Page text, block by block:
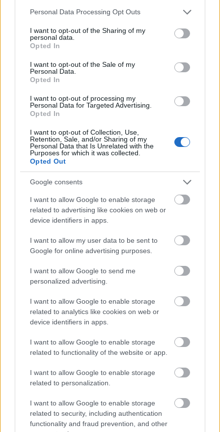
Please note that this website/app uses one or more Google
not limited to your visit or usage behaviour. You may click to
grant or deny consent to Google and its third-party tags to
use your data for below specified purposes in below Google
consent section.
Personal Data Processing Opt Outs
I want to opt-out of the Sharing of my
personal data.
Opted In
I want to opt-out of the Sale of my
Personal Data.
Opted In
I want to opt-out of processing my
Personal Data for Targeted Advertising.
Opted In
I want to opt-out of Collection, Use,
Retention, Sale, and/or Sharing of my
Personal Data that Is Unrelated with the
Purposes for which it was collected.
Opted Out
Google consents
I want to allow Google to enable storage
related to advertising like cookies on web or
device identifiers in apps.
I want to allow my user data to be sent to
Google for online advertising purposes.
I want to allow Google to send me
personalized advertising.
I want to allow Google to enable storage
related to analytics like cookies on web or
device identifiers in apps.
I want to allow Google to enable storage
related to functionality of the website or app.
I want to allow Google to enable storage
related to personalization.
I want to allow Google to enable storage
related to security, including authentication
functionality and fraud prevention, and other
Διαβάζονται αυτή τη στιγμή
Η γαλάζια «θετική ατζέντα» στο δρόμο για το
2027 - Το παράπονο της Καρυστιανού - Στον
Πυρόπληκτοι: Τι σημαίνουν τα «πράσινα»,
«κίτρινα» και «κόκκινα» σπίτια για τις
Ποια είναι η (κυβερνητική) λίστα με τα μεγάλα
οδικά έργα και τα εκτιμώμενα
χρονοδιαγράμματα
BEST OFINTERNET